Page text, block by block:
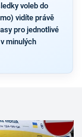
voleb do
vidíte právě
pro jednotlivé
minulých